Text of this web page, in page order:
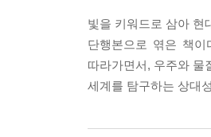
"한 차원 높은 11차원
르지만 우리는 개미가
고 있는 5개의 단면에
빛을 키워드로 삼아 현
단행본으로 엮은 책
따라가면서, 우주와 물
세계를 탐구하는 상대